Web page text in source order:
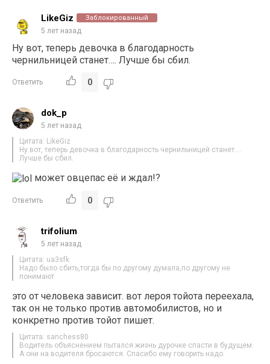
LikeGiz Заблокированный
5 лет назад
Ну вот, теперь девочка в благодарность
чернильницей станет…. Лучше бы сбил.
Ответить 0
dok_p
5 лет назад
Цитата: LikeGiz
Ну вот, теперь девочка в благодарность чернильницей станет….
Лучше бы сбил.
может овцепас её и ждал!?
Ответить 0
trifolium
5 лет назад
Цитата: ua3sfk
Надо было сбить,тогда бы по другому думала,по другому не
понимают
это от человека зависит. вот лероя тойота переехала,
так он не только против автомобилистов, но и
конкретно против тойот пишет.
Цитата: sanchess80
Водитель объяснением пытался жизнь дурочке спасти в будущем.
А они на водителя бросаются. Спасибо ему говорить надо.